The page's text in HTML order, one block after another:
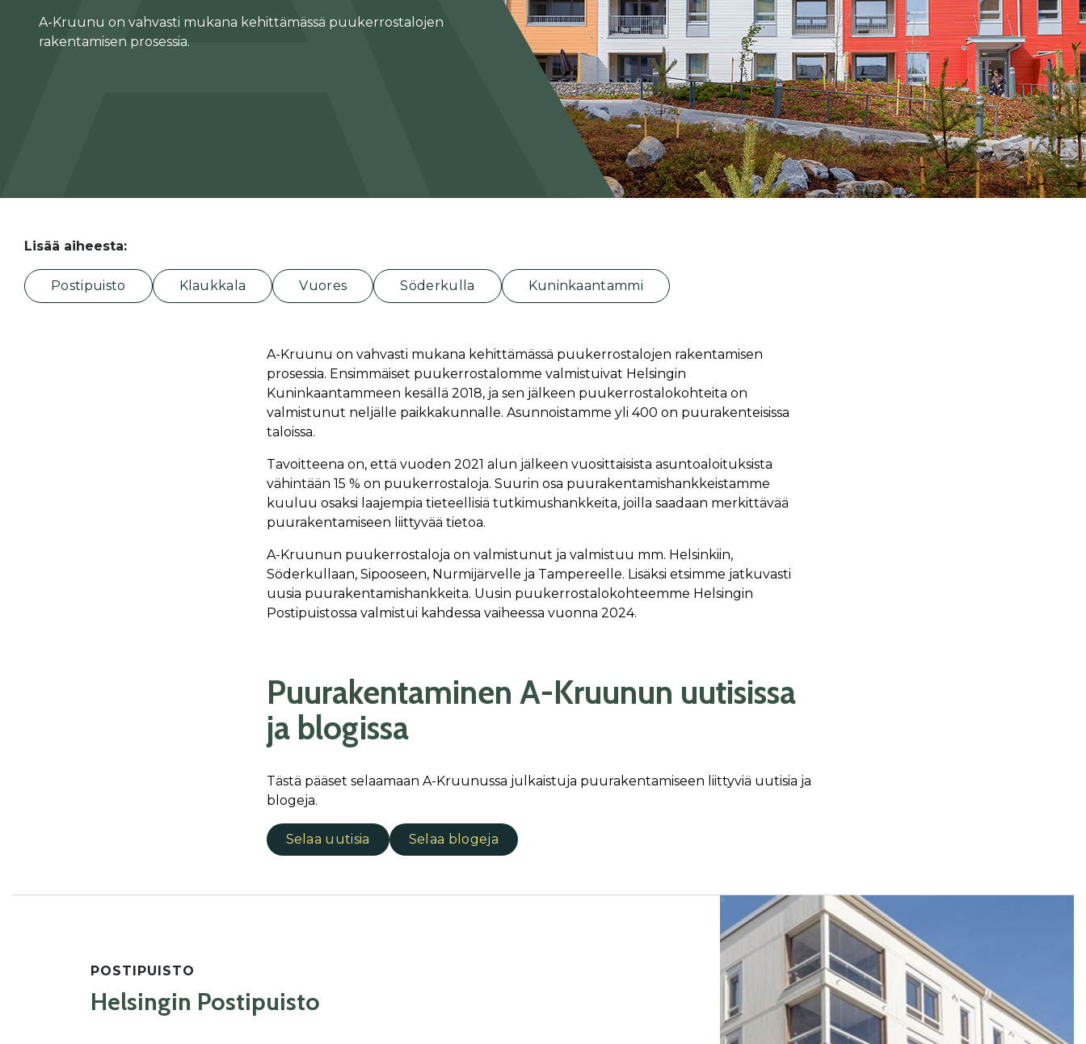
A-Kruunu on vahvasti mukana kehittämässä puukerrostalojen
rakentamisen prosessia.
Lisää aiheesta:
Postipuisto Klaukkala Vuores Söderkulla Kuninkaantammi
A-Kruunu on vahvasti mukana kehittämässä puukerrostalojen rakentamisen
prosessia. Ensimmäiset puukerrostalomme valmistuivat Helsingin
Kuninkaantammeen kesällä 2018, ja sen jälkeen puukerrostalokohteita on
valmistunut neljälle paikkakunnalle. Asunnoistamme yli 400 on puurakenteisissa
taloissa.
Tavoitteena on, että vuoden 2021 alun jälkeen vuosittaisista asuntoaloituksista
vähintään 15 % on puukerrostaloja. Suurin osa puurakentamishankkeistamme
kuuluu osaksi laajempia tieteellisiä tutkimushankkeita, joilla saadaan merkittävää
puurakentamiseen liittyvää tietoa.
A-Kruunun puukerrostaloja on valmistunut ja valmistuu mm. Helsinkiin,
Söderkullaan, Sipooseen, Nurmijärvelle ja Tampereelle. Lisäksi etsimme jatkuvasti
uusia puurakentamishankkeita. Uusin puukerrostalokohteemme Helsingin
Postipuistossa valmistui kahdessa vaiheessa vuonna 2024.
Puurakenta­minen A-Kruunun uutisissa
ja blogissa
Tästä pääset selaamaan A-Kruunussa julkaistuja puurakentamiseen liittyviä uutisia ja
blogeja.
Selaa uutisia Selaa blogeja
POSTIPUISTO
Helsingin Postipuisto